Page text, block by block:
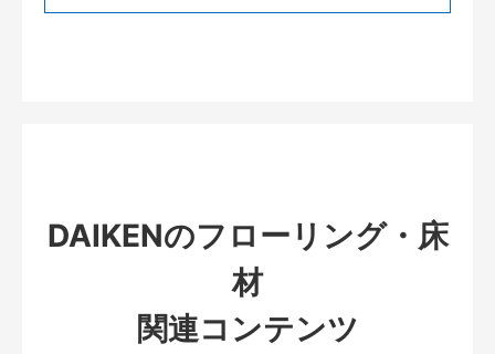
DAIKENのフローリング・床
材
関連コンテンツ